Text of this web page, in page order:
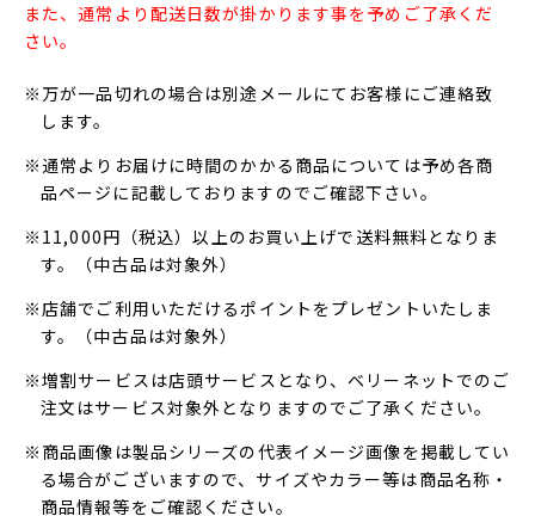
また、通常より配送日数が掛かります事を予めご了承くだ
さい。
※万が一品切れの場合は別途メールにてお客様にご連絡致
します。
※通常よりお届けに時間のかかる商品については予め各商
品ページに記載しておりますのでご確認下さい。
※11,000円（税込）以上のお買い上げで送料無料となりま
す。（中古品は対象外）
※店舗でご利用いただけるポイントをプレゼントいたしま
す。（中古品は対象外）
※増割サービスは店頭サービスとなり、ベリーネットでのご
注文はサービス対象外となりますのでご了承ください。
※商品画像は製品シリーズの代表イメージ画像を掲載してい
る場合がございますので、サイズやカラー等は商品名称・
商品情報等をご確認ください。